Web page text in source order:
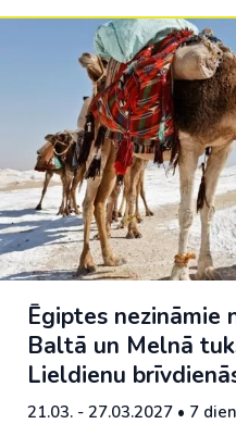
Ēgiptes nezināmie
Baltā un Melnā
Lieldienu
21.03. - 27.03.2027 • 7